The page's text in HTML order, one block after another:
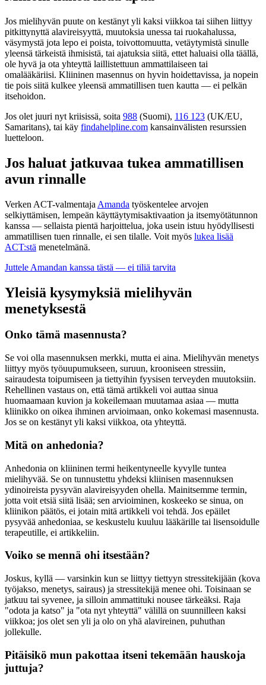
Jos mielihyvän puute on kestänyt yli kaksi viikkoa tai siihen liittyy
pitkittynyttä alavireisyyttä, muutoksia unessa tai ruokahalussa,
väsymystä jota lepo ei poista, toivottomuutta, vetäytymistä sinulle
yleensä tärkeistä ihmisistä, tai ajatuksia siitä, ettet haluaisi olla täällä,
ole hyvä ja ota yhteyttä laillistettuun ammattilaiseen tai
omalääkäriisi. Kliininen masennus on hyvin hoidettavissa, ja nopein
tie pois siitä kulkee yleensä ammatillisen tuen kautta — ei pelkän
itsehoidon.
Jos olet juuri nyt kriisissä, soita 988 (Suomi), 116 123 (UK/EU,
Samaritans), tai käy findahelpline.com kansainvälisten resurssien
luetteloon.
Jos haluat jatkuvaa tukea ammatillisen
avun rinnalle
Verken ACT-valmentaja Amanda työskentelee arvojen
selkiyttämisen, lempeän käyttäytymisaktivaation ja itsemyötätunnon
kanssa — sellaista pientä harjoittelua, joka usein istuu hyödyllisesti
ammatillisen tuen rinnalle, ei sen tilalle. Voit myös lukea lisää
ACT:stä menetelmänä.
Juttele Amandan kanssa tästä — ei tiliä tarvita
Yleisiä kysymyksiä mielihyvän
menetyksestä
Onko tämä masennusta?
Se voi olla masennuksen merkki, mutta ei aina. Mielihyvän menetys
liittyy myös työuupumukseen, suruun, krooniseen stressiin,
sairaudesta toipumiseen ja tiettyihin fyysisen terveyden muutoksiin.
Rehellinen vastaus on, että tämä artikkeli voi auttaa sinua
huomaamaan kuvion ja kokeilemaan muutamaa asiaa — mutta
kliinikko on oikea ihminen arvioimaan, onko kokemasi masennusta.
Jos se on kestänyt yli kaksi viikkoa, ota yhteyttä.
Mitä on anhedonia?
Anhedonia on kliininen termi heikentyneelle kyvylle tuntea
mielihyvää. Se on tunnustettu yhdeksi kliinisen masennuksen
ydinoireista pysyvän alavireisyyden ohella. Mainitsemme termin,
jotta voit etsiä siitä lisää; sen arvioiminen, koskeeko se sinua, on
kliinikon päätös, ei jotain mitä artikkeli voi tehdä. Jos epäilet
pysyvää anhedoniaa, se keskustelu kuuluu lääkärille tai lisensoidulle
terapeutille, ei artikkeliin.
Voiko se mennä ohi itsestään?
Joskus, kyllä — varsinkin kun se liittyy tiettyyn stressitekijään (kova
työjakso, menetys, sairaus) ja stressitekijä menee ohi. Toisinaan se
jatkuu tai syvenee, ja silloin ammattituki nousee tärkeäksi. Raja
"odota ja katso" ja "ota nyt yhteyttä" välillä on suunnilleen kaksi
viikkoa; jos olet sen yli ja olo on yhä alavireinen, puhuthan
jollekulle.
Pitäisikö mun pakottaa itseni tekemään hauskoja
juttuja?